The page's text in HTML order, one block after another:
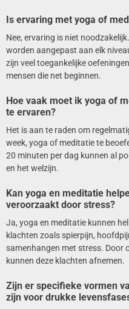
Is ervaring met yoga of
Nee, ervaring is niet
worden aangepast aan elk
zijn veel toegankelijke
mensen die net beginnen.
Hoe vaak moet ik yoga of
te ervaren?
Het is aan te raden om
week, yoga of meditatie te
20 minuten per dag kunnen al
en het welzijn.
Kan yoga en meditatie
veroorzaakt door stress?
Ja, yoga en meditatie kunnen
klachten zoals spierpijn,
samenhangen met stress.
kunnen deze klachten afnemen.
Zijn er specifieke vormen
zijn voor drukke